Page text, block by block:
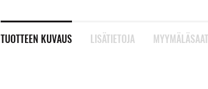
TUOTTEEN KUVAUS LISÄTIETOJA